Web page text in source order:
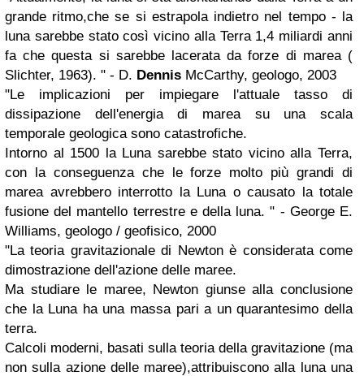
grande ritmo,che se si estrapola indietro nel tempo - la
luna sarebbe stato così vicino alla Terra 1,4 miliardi anni
fa che questa si sarebbe lacerata da forze di marea (
Slichter, 1963). " - D. Dennis McCarthy, geologo, 2003
"Le implicazioni per impiegare l'attuale tasso di
dissipazione dell'energia di marea su una scala
temporale geologica sono catastrofiche.
Intorno al 1500 la Luna sarebbe stato vicino alla Terra,
con la conseguenza che le forze molto più grandi di
marea avrebbero interrotto la Luna o causato la totale
fusione del mantello terrestre e della luna. " - George E.
Williams, geologo / geofisico, 2000
"La teoria gravitazionale di Newton è considerata come
dimostrazione dell'azione delle maree.
Ma studiare le maree, Newton giunse alla conclusione
che la Luna ha una massa pari a un quarantesimo della
terra.
Calcoli moderni, basati sulla teoria della gravitazione (ma
non sulla azione delle maree),attribuiscono alla luna una